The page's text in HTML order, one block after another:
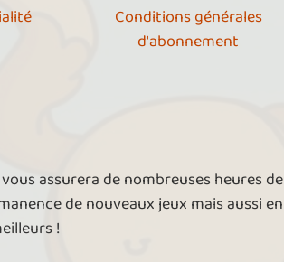
Conditions générales
d'abonnement
assurera de nombreuses heures de
de nouveaux jeux mais aussi en
!